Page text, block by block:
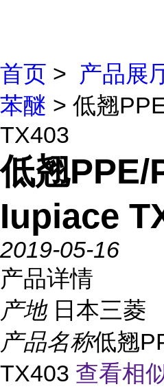
首页 > 产品展
苯醚 > 低翘
TX403
低翘PPE/
Iupiace
2019-05-16
产品详情
产地 日本三菱
产品名称低翘
TX403 查看相